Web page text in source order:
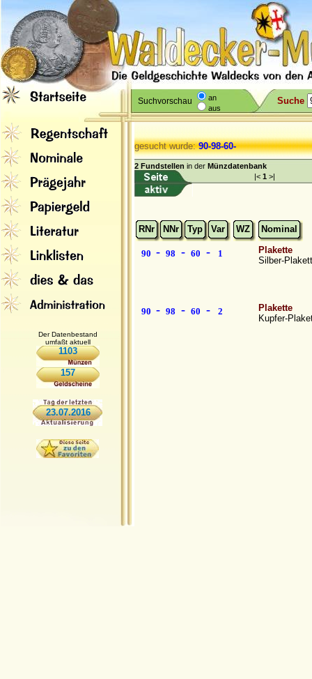
Suchvorschau
an
aus
Suche
Der Datenbestand
umfaßt aktuell
1103
157
23.07.2016
gesucht wurde: 90-98-60-
2 Fundstellen in der Münzdatenbank
|< 1 >|
RNr NNr Typ Var WZ Nominal
90 - 98 - 60 - 1
Plakette
Silber-
90 - 98 - 60 - 2
Plakette
Kupfer-